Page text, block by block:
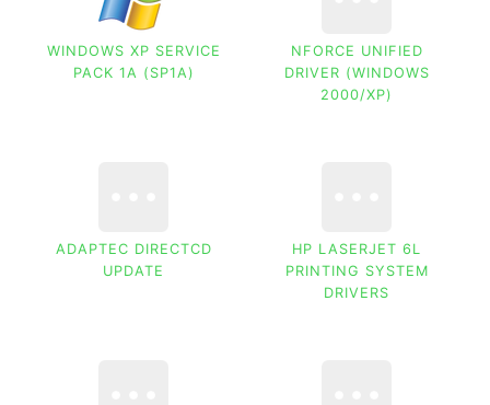
WINDOWS XP SERVICE
PACK 1A (SP1A)
NFORCE UNIFIED
DRIVER (WINDOWS
2000/XP)
ADAPTEC DIRECTCD
UPDATE
HP LASERJET 6L
PRINTING SYSTEM
DRIVERS